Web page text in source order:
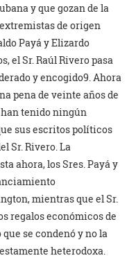
y que gozan de la
de origen
Payá y Elizardo
el Sr. Raúl Rivero pasa
y encogido9. Ahora
pena de veinte años de
han tenido ningún
sus escritos políticos
Sr. Rivero. La
ahora, los Sres. Payá y
mientras que el Sr.
regalos económicos de
se condenó y no la
heterodoxa.